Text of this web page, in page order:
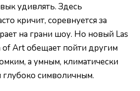
удивлять. Здесь
кричит, соревнуется за
на грани шоу. Но новый Las
of Art обещает пойти другим
а умным, климатически
символичным.